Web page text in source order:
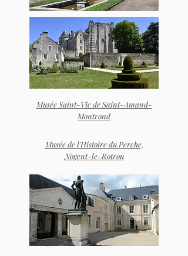
Musée Saint-Vic de Saint-Amand-
Montrond
Musée de l'Histoire du Perche,
Nogent-le-Rotrou